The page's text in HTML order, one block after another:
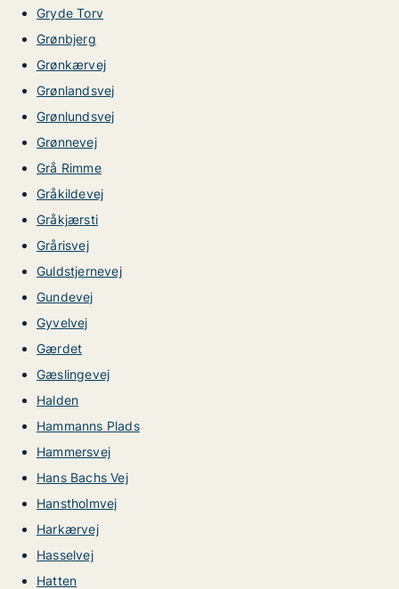
Gryde Torv
Grønbjerg
Grønkærvej
Grønlandsvej
Grønlundsvej
Grønnevej
Grå Rimme
Gråkildevej
Gråkjærsti
Grårisvej
Guldstjernevej
Gundevej
Gyvelvej
Gærdet
Gæslingevej
Halden
Hammanns Plads
Hammersvej
Hans Bachs Vej
Hanstholmvej
Harkærvej
Hasselvej
Hatten